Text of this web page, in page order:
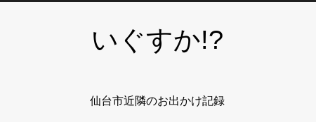
いぐすか!?
仙台市近隣のお出かけ記録